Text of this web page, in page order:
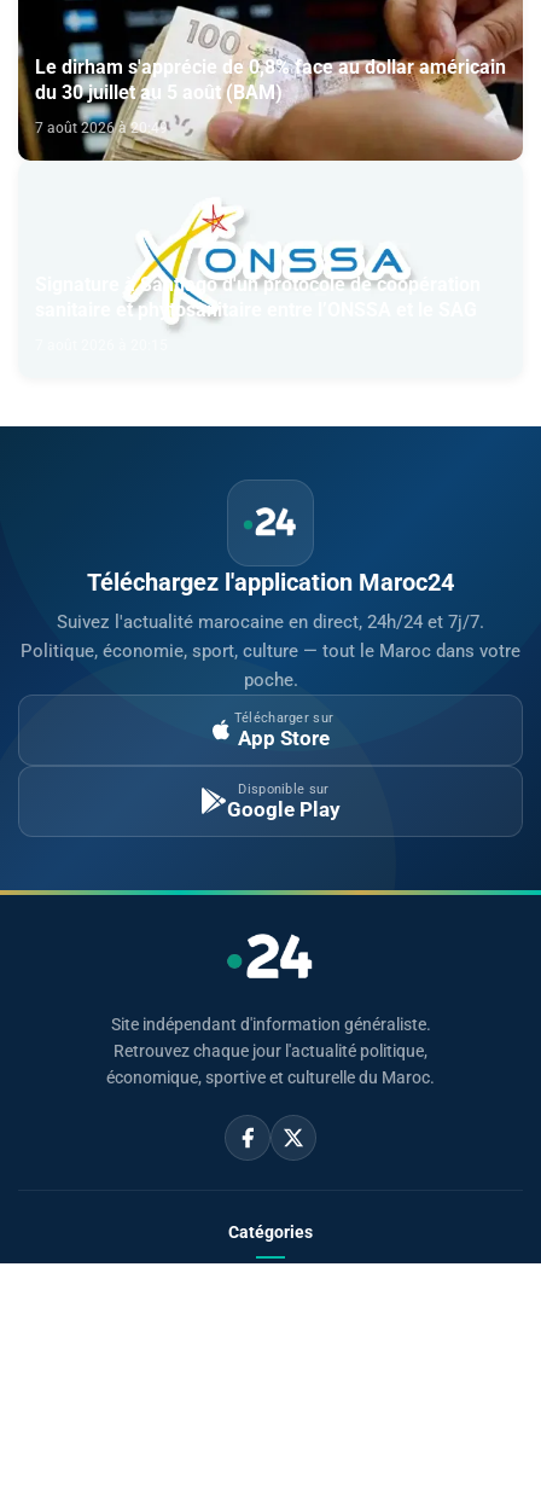
Le dirham s'apprécie de 0,8% face au dollar américain
du 30 juillet au 5 août (BAM)
7 août 2026 à 20:49
Signature à Santiago d'un protocole de coopération
sanitaire et phytosanitaire entre l’ONSSA et le SAG
Téléchargez l'application Maroc24
Suivez l'actualité marocaine en direct, 24h/24 et 7j/7.
Politique, économie, sport, culture — tout le Maroc dans votre
poche.
Télécharger sur
App Store
Disponible sur
Google Play
Site indépendant d'information généraliste.
Retrouvez chaque jour l'actualité politique,
économique, sportive et culturelle du Maroc.
Catégories